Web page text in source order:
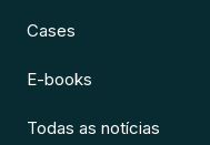
Cases
E-books
Todas as notícias